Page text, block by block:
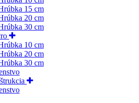
15 cm
20 cm
30 cm
10 cm
20 cm
30 cm